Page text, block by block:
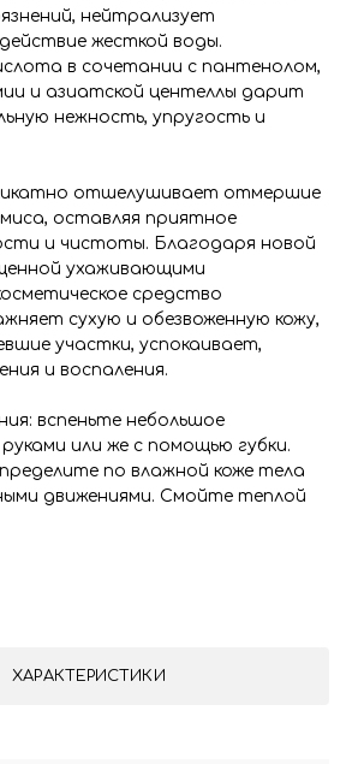
нейтрализует
жесткой воды.
в сочетании с пантенолом,
и азиатской центеллы дарит
нежность, упругость и
отшелушивает отмершие
оставляя приятное
и чистоты. Благодаря новой
ухаживающими
средство
сухую и обезвоженную кожу,
участки, успокаивает,
и воспаления.
вспеньте небольшое
или же с помощью губки.
по влажной коже тела
движениями. Смойте теплой
ХАРАКТЕРИСТИКИ